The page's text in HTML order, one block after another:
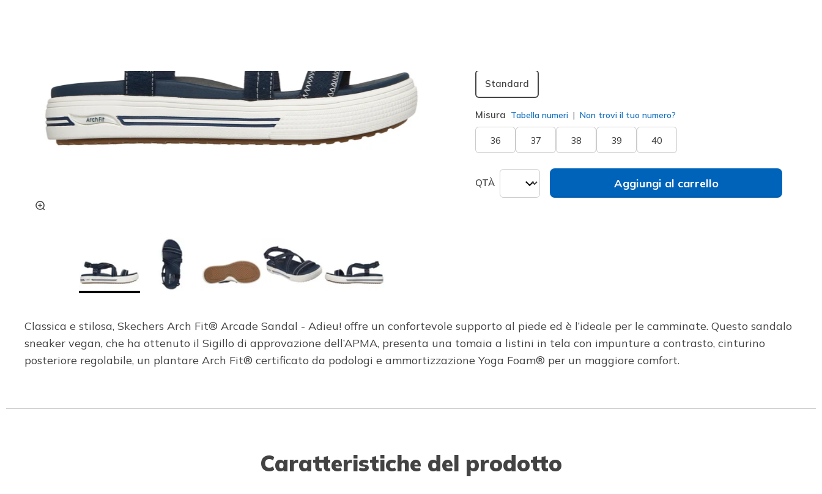
Standard
Misura Tabella numeri Non trovi il tuo numero?
36 37 38 39 40
QTÀ Aggiungi al carrello
Classica e stilosa, Skechers Arch Fit® Arcade Sandal - Adieu! offre un confortevole supporto al piede ed è l’ideale per le camminate. Questo sandalo
sneaker vegan, che ha ottenuto il Sigillo di approvazione dell’APMA, presenta una tomaia a listini in tela con impunture a contrasto, cinturino
posteriore regolabile, un plantare Arch Fit® certificato da podologi e ammortizzazione Yoga Foam® per un maggiore comfort.
Caratteristiche del prodotto